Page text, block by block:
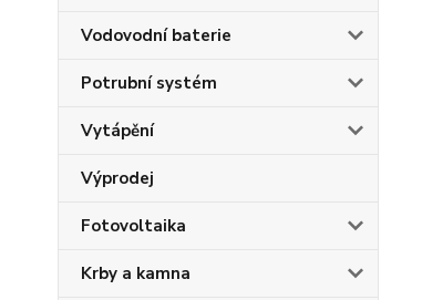
Vodovodní baterie
Potrubní systém
Vytápění
Výprodej
Fotovoltaika
Krby a kamna